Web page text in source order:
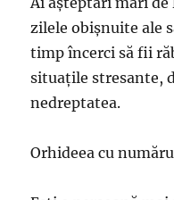
zilele obișnuite ale
timp încerci să fii
situațile stresante,
nedreptatea.
Orhideea cu